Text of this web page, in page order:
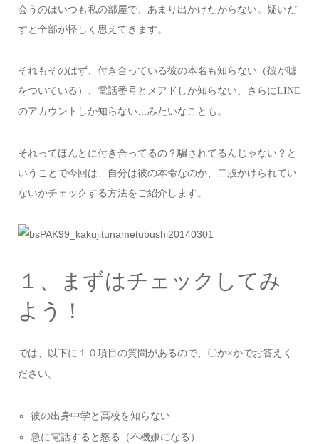
会うのはいつも私の部屋で、あまり出かけたがらない。疑いだ
すと全部が怪しく思えてきます。
それもそのはず、付き合っている彼の本名も知らない（彼が嘘
をついている）、電話番号とメアドしか知らない、さらにLINE
のアカウントしか知らない…みたいなことも。
それってほんとに付き合ってるの？騙されてるんじゃない？と
いうことで今回は、自分は彼の本命なのか、二股かけられてい
ないかチェックする方法をご紹介します。
１、まずはチェックしてみ
よう！
では、以下に１０項目の質問があるので、〇か×かでお答えく
ださい。
彼の出身中学と高校を知らない
急に電話すると怒る（不機嫌になる）